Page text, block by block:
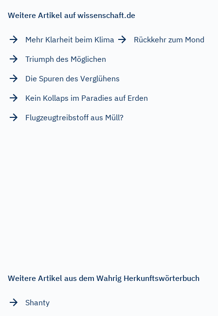
Weitere Artikel auf wissenschaft.de
Mehr Klarheit beim Klima
Rückkehr zum Mond
Triumph des Möglichen
Die Spuren des Verglühens
Kein Kollaps im Paradies auf Erden
Flugzeugtreibstoff aus Müll?
Weitere Artikel aus dem Wahrig Herkunftswörterbuch
Shanty